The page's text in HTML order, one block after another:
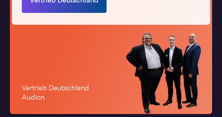
Vertrieb Deutschland
Audion